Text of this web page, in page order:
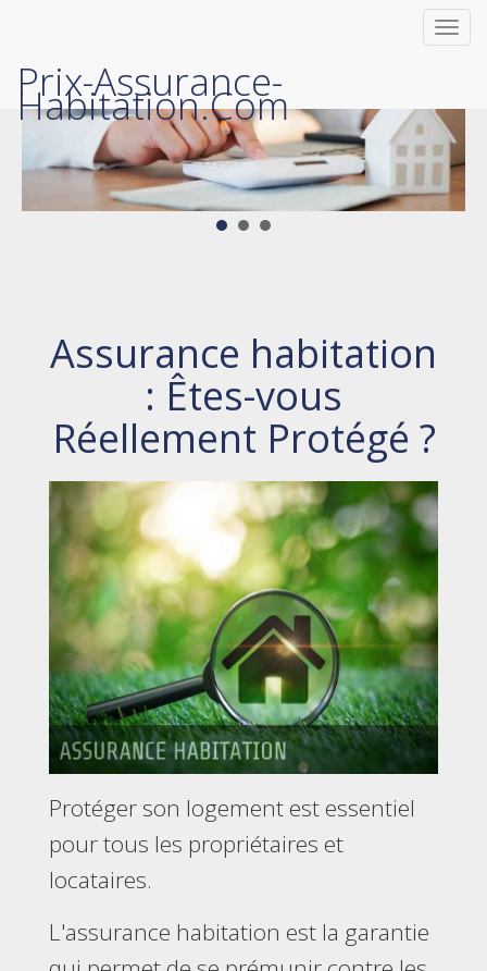
Prix-Assurance-
Habitation.com
Assurance habitation
: Êtes-vous
Réellement Protégé ?
Protéger son logement est essentiel
pour tous les propriétaires et
locataires.
L'assurance habitation est la garantie